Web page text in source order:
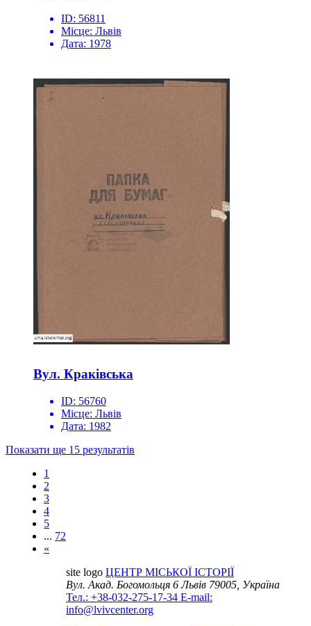
ID: 56811
Місце: Львів
Дата: 1978
Вул. Краківська
ID: 56760
Місце: Львів
Дата: 1982
Показати ще 15 результатів
1
2
3
4
5
... 72
«
site logo ЦЕНТР МІСЬКОЇ ІСТОРІЇ
Вул. Акад. Богомольця 6Львів 79005, Україна
Тел.: +38-032-275-17-34 E-mail:
info@lvivcenter.org